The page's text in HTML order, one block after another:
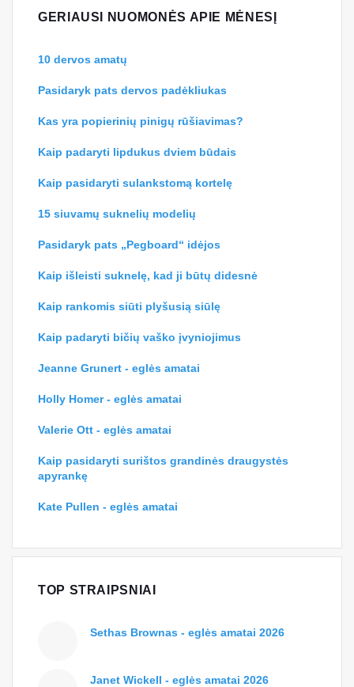
GERIAUSI NUOMONĖS APIE MĖNESĮ
10 dervos amatų
Pasidaryk pats dervos padėkliukas
Kas yra popierinių pinigų rūšiavimas?
Kaip padaryti lipdukus dviem būdais
Kaip pasidaryti sulankstomą kortelę
15 siuvamų suknelių modelių
Pasidaryk pats „Pegboard“ idėjos
Kaip išleisti suknelę, kad ji būtų didesnė
Kaip rankomis siūti plyšusią siūlę
Kaip padaryti bičių vaško įvyniojimus
Jeanne Grunert - eglės amatai
Holly Homer - eglės amatai
Valerie Ott - eglės amatai
Kaip pasidaryti surištos grandinės draugystės
apyrankę
Kate Pullen - eglės amatai
TOP STRAIPSNIAI
Sethas Brownas - eglės amatai 2026
Janet Wickell - eglės amatai 2026